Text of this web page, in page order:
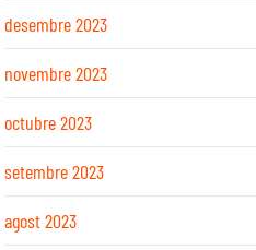
desembre 2023
novembre 2023
octubre 2023
setembre 2023
agost 2023